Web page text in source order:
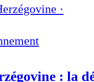
·
: la